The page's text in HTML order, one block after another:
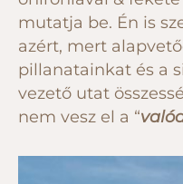
mutatja be. Én is
azért, mert
pillanatainkat és a
vezető utat
nem vesz el a “